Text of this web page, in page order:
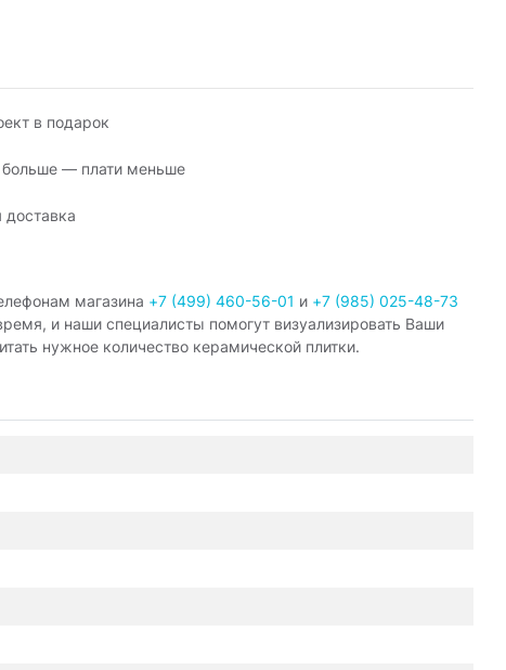
в подарок
больше — плати меньше
доставка
магазина +7 (499) 460-56-01 и +7 (985) 025-48-73
и наши специалисты помогут визуализировать Ваши
нужное количество керамической плитки.